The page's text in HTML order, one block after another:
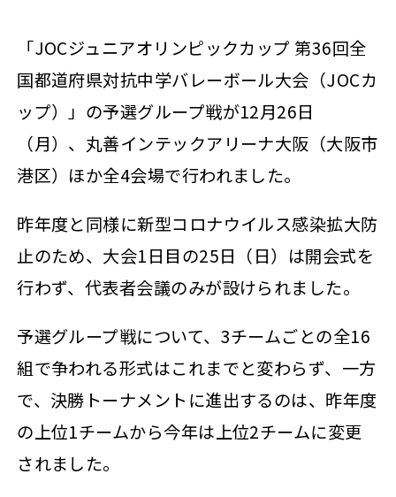
「JOCジュニアオリンピックカップ 第36回全
国都道府県対抗中学バレーボール大会（JOCカ
ップ）」の予選グループ戦が12月26日
（月）、丸善インテックアリーナ大阪（大阪市
港区）ほか全4会場で行われました。
昨年度と同様に新型コロナウイルス感染拡大防
止のため、大会1日目の25日（日）は開会式を
行わず、代表者会議のみが設けられました。
予選グループ戦について、3チームごとの全16
組で争われる形式はこれまでと変わらず、一方
で、決勝トーナメントに進出するのは、昨年度
の上位1チームから今年は上位2チームに変更
されました。